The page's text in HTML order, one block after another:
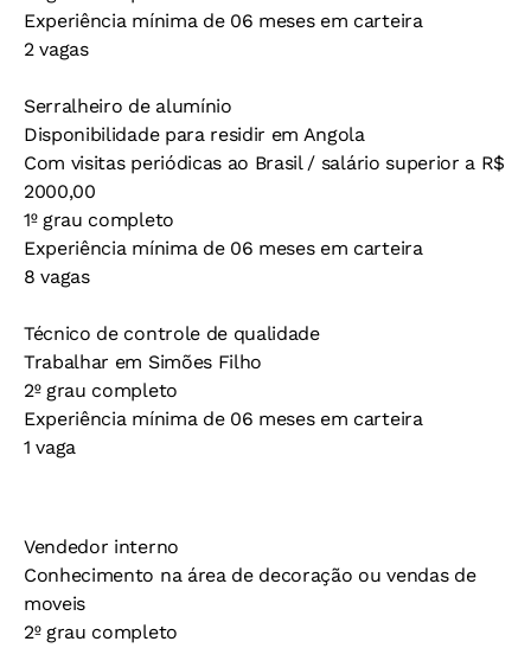
Experiência mínima de 06 meses em carteira
2 vagas
Serralheiro de alumínio
Disponibilidade para residir em Angola
Com visitas periódicas ao Brasil / salário superior a R$
2000,00
1º grau completo
Experiência mínima de 06 meses em carteira
8 vagas
Técnico de controle de qualidade
Trabalhar em Simões Filho
2º grau completo
Experiência mínima de 06 meses em carteira
1 vaga
Vendedor interno
Conhecimento na área de decoração ou vendas de
moveis
2º grau completo